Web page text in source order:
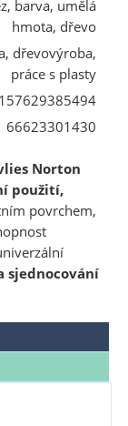
barva, umělá
hmota, dřevo
dřevovýroba,
práce s plasty
66623301430
Norton
použití,
povrchem,
sjednocování